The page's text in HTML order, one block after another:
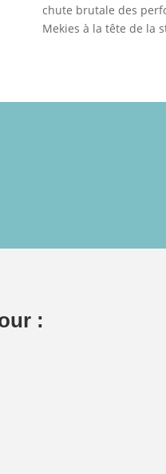
chute brutale des
Mekies à la tête de la
: